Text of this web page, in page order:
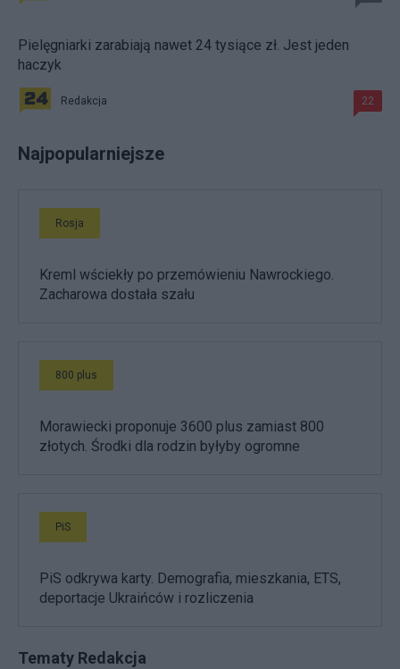
Pielęgniarki zarabiają nawet 24 tysiące zł. Jest jeden
haczyk
Redakcja 22
Najpopularniejsze
Rosja
Kreml wściekły po przemówieniu Nawrockiego.
Zacharowa dostała szału
800 plus
Morawiecki proponuje 3600 plus zamiast 800
złotych. Środki dla rodzin byłyby ogromne
PiS
PiS odkrywa karty. Demografia, mieszkania, ETS,
deportacje Ukraińców i rozliczenia
Tematy Redakcja